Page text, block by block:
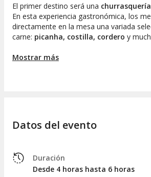
El primer destino será una
En esta experiencia gastronómica, los
directamente en la mesa una variada
carne: picanha, costilla, cordero y
tradicionales.
musical de Brasil. Dependiendo de la
dejarán llevar por los ritmos de la samba,
Mostrar más
Datos del evento
Duración
Desde 4 horas hasta 6 horas